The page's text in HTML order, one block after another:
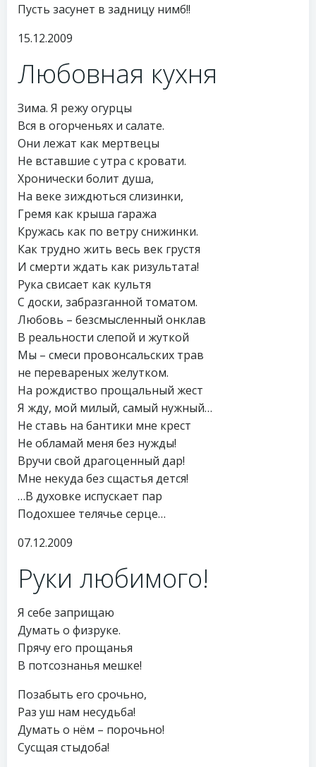
Пусть засунет в задницу нимб!!
15.12.2009
Любовная кухня
Зима. Я режу огурцы
Вся в огорченьях и салате.
Они лежат как мертвецы
Не вставшие с утра с кровати.
Хронически болит душа,
На веке зиждються слизинки,
Гремя как крыша гаража
Кружась как по ветру снижинки.
Как трудно жить весь век грустя
И смерти ждать как ризультата!
Рука свисает как культя
С доски, забразганной томатом.
Любовь – безсмысленный онклав
В реальности слепой и жуткой
Мы – смеси провонсальских трав
не перевареных желутком.
На рождиство прощальный жест
Я жду, мой милый, самый нужный…
Не ставь на бантики мне крест
Не обламай меня без нужды!
Вручи свой драгоценный дар!
Мне некуда без сщастья дется!
…В духовке испускает пар
Подохшее телячье серце…
07.12.2009
Руки любимого!
Я себе заприщаю
Думать о физруке.
Прячу его прощанья
В потсознанья мешке!
Позабыть его срочьно,
Раз уш нам несудьба!
Думать о нём – порочьно!
Сусщая стыдоба!